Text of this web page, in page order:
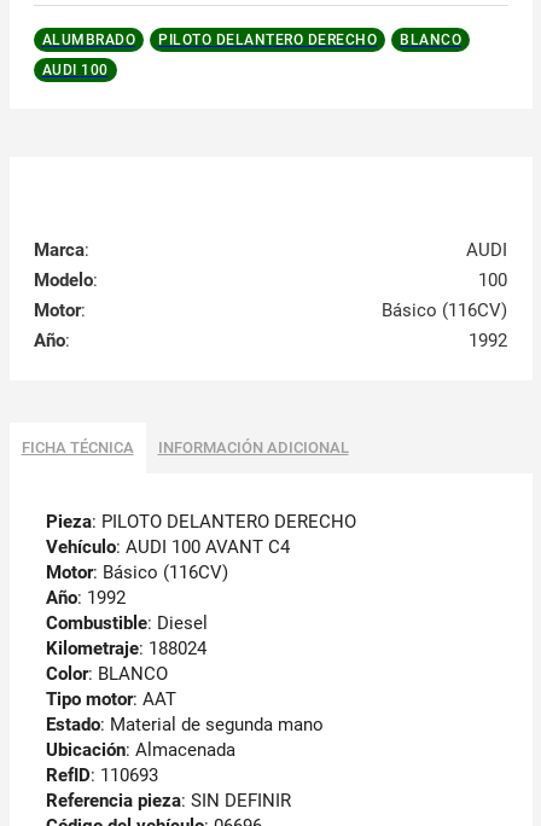
ALUMBRADO PILOTO DELANTERO DERECHO
BLANCO
AUDI 100
Marca:
AUDI
Modelo:
100
Motor:
Básico (116CV)
Año: 1992
FICHA TÉCNICA INFORMACIÓN ADICIONAL
Pieza: PILOTO DELANTERO DERECHO
Vehículo: AUDI 100 AVANT C4
Motor: Básico (116CV)
Año: 1992
Combustible: Diesel
Kilometraje: 188024
Color: BLANCO
Tipo motor: AAT
Estado: Material de segunda mano
Ubicación: Almacenada
RefID: 110693
Referencia pieza: SIN DEFINIR